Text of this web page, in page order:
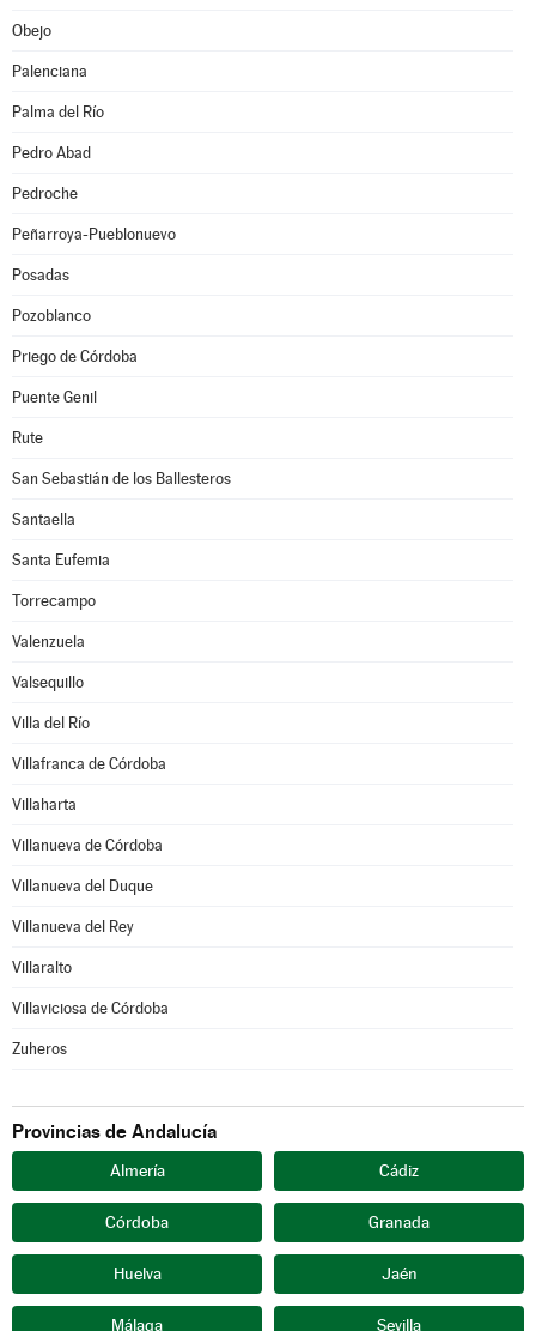
Obejo
Palenciana
Palma del Río
Pedro Abad
Pedroche
Peñarroya-Pueblonuevo
Posadas
Pozoblanco
Priego de Córdoba
Puente Genil
Rute
San Sebastián de los Ballesteros
Santaella
Santa Eufemia
Torrecampo
Valenzuela
Valsequillo
Villa del Río
Villafranca de Córdoba
Villaharta
Villanueva de Córdoba
Villanueva del Duque
Villanueva del Rey
Villaralto
Villaviciosa de Córdoba
Zuheros
Provincias de Andalucía
Almería Cádiz
Córdoba Granada
Huelva Jaén
Málaga Sevilla